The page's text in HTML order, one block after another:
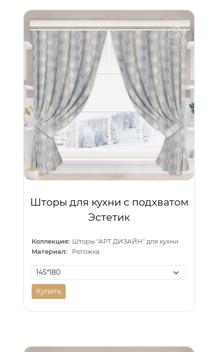
Шторы для кухни с подхватом
Эстетик
Коллекция: Шторы "АРТ ДИЗАЙН" для кухни
Материал:
Рогожка
Купить